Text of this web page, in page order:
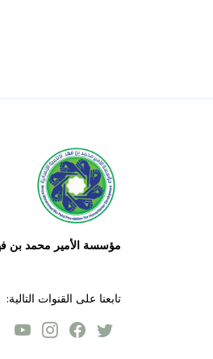
مؤسسة الأمير محمد بن فهد
تابعنا على القنوات التالية: